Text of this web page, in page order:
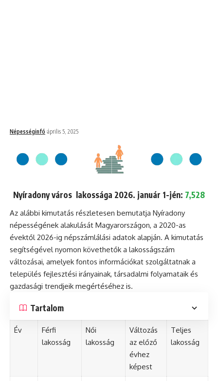
Népességinfó április 5, 2025
Nyíradony város lakossága 2026. január 1-jén: 7,528
Az alábbi kimutatás részletesen bemutatja Nyíradony
népességének alakulását Magyarországon, a 2020-as
évektől 2026-ig népszámlálási adatok alapján. A kimutatás
segítségével nyomon követhetők a lakosságszám
változásai, amelyek fontos információkat szolgáltatnak a
település fejlesztési irányainak, társadalmi folyamataik és
gazdasági trendjeik megértéséhez is.
Tartalom
Év
Férfi
lakosság
Női
lakosság
Változás
az előző
évhez
képest
Teljes
lakosság